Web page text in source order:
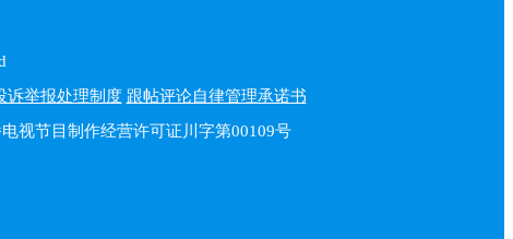
诉举报处理制度 跟帖评论自律管理承诺书
视节目制作经营许可证川字第00109号